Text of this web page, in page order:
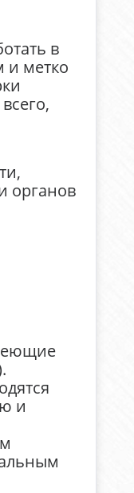
в
и метко
органов
и